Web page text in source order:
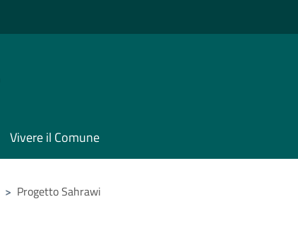
Vivere il Comune
> Progetto Sahrawi